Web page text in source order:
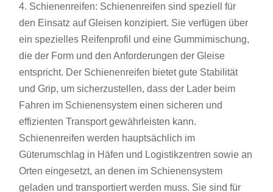
4. Schienenreifen: Schienenreifen sind speziell für
den Einsatz auf Gleisen konzipiert. Sie verfügen über
ein spezielles Reifenprofil und eine Gummimischung,
die der Form und den Anforderungen der Gleise
entspricht. Der Schienenreifen bietet gute Stabilität
und Grip, um sicherzustellen, dass der Lader beim
Fahren im Schienensystem einen sicheren und
effizienten Transport gewährleisten kann.
Schienenreifen werden hauptsächlich im
Güterumschlag in Häfen und Logistikzentren sowie an
Orten eingesetzt, an denen im Schienensystem
geladen und transportiert werden muss. Sie sind für